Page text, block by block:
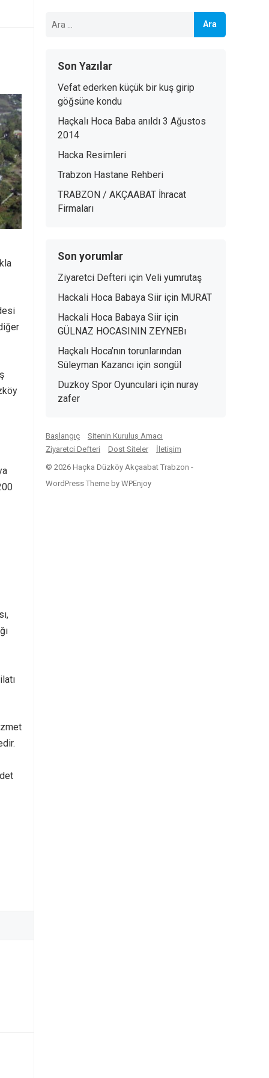
Son Yazılar
Vefat ederken küçük bir kuş girip
göğsüne kondu
Haçkalı Hoca Baba anıldı 3 Ağustos
2014
Hacka Resimleri
Trabzon Hastane Rehberi
TRABZON / AKÇAABAT İhracat
Firmaları
Son yorumlar
Ziyaretci Defteri için Veli yumrutaş
Hackali Hoca Babaya Siir için MURAT
Hackali Hoca Babaya Siir için
GÜLNAZ HOCASININ ZEYNEBı
Haçkalı Hoca’nın torunlarından
Süleyman Kazancı için songül
Duzkoy Spor Oyunculari için nuray
zafer
Başlangıç
Sitenin Kuruluş Amacı
Ziyaretci Defteri
Dost Siteler
İletişim
© 2026 Haçka Düzköy Akçaabat Trabzon -
WordPress Theme by WPEnjoy